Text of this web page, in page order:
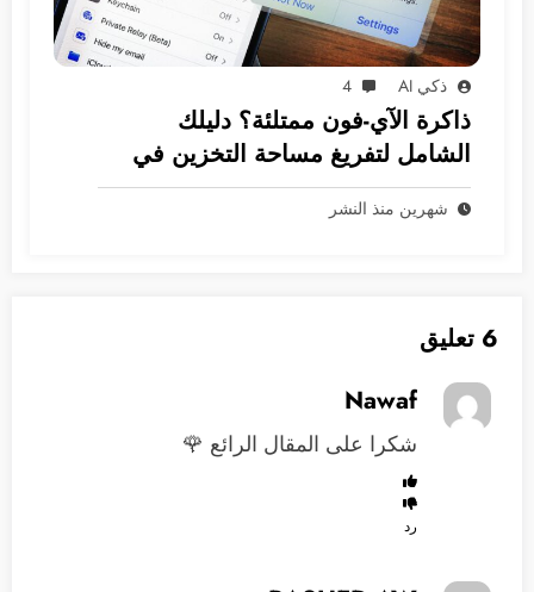
ذكي AI 4
ذاكرة الآي-فون ممتلئة؟ دليلك
الشامل لتفريغ مساحة التخزين في
نظام iOS
شهرين منذ النشر
6 تعليق
Nawaf
شكرا على المقال الرائع 🌹
رد